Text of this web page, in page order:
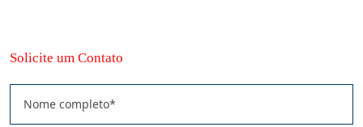
Solicite um Contato